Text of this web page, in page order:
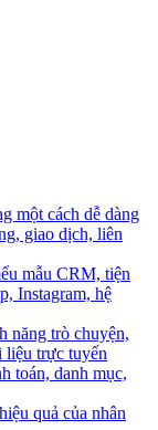
một cách dễ dàng
giao dịch, liên
mẫu CRM, tiện
Instagram, hệ
năng trò chuyện,
liệu trực tuyến
toán, danh mục,
quả của nhân